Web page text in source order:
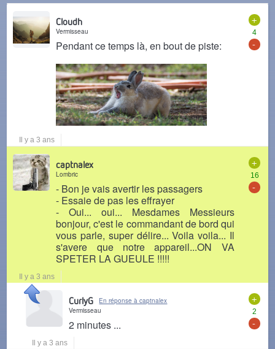
+
4
-
Cloudh
Vermisseau
Pendant ce temps là, en bout de piste:
Il y a 3 ans
+
16
-
captnalex
Lombric
- Bon je vais avertir les passagers
- Essaie de pas les effrayer
- Oui... oui... Mesdames Messieurs
bonjour, c'est le commandant de bord qui
vous parle, super délire... Voila voila... Il
s'avere que notre appareil...ON VA
SPETER LA GUEULE !!!!!
Il y a 3 ans
+
2
-
CurlyG
En réponse à captnalex
Vermisseau
2 minutes ...
Il y a 3 ans